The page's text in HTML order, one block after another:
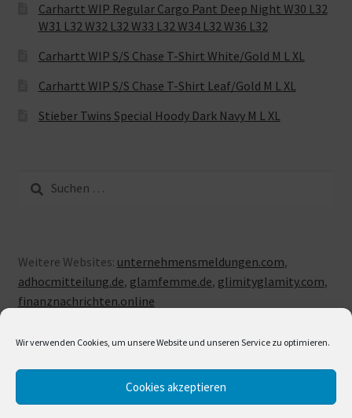
Wir verwenden Cookies, um unsere Website und unseren Service zu optimieren.
Cookies akzeptieren
Carhartt WIP Regular Cargo Pant Deep Night W30 L32
W31 L32 W32 L32 W33 L32 W34 L32 W36 L32
Carhartt WIP S/S Chase T-Shirt White/Gold M L XL
Carhartt WIP S/S Chase T-Shirt Leaf/Gold M L XL
Stieber Twins Special Hoody Dark Navy M L XL
Suche
nach:
Weitere Websites: unternehmensmeldungen.com,
adhocmitteilung.de, glamfemme.de, glimityglamity.com,
finanznachrichten.online
© LUXUSLOVE 2026